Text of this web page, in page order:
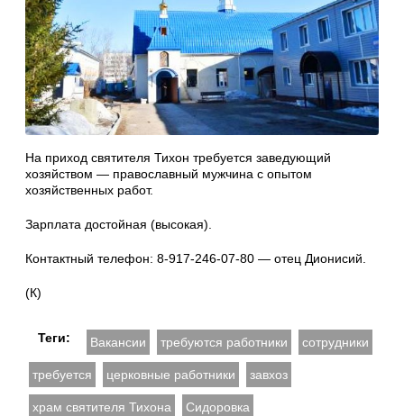
На приход святителя Тихон требуется заведующий
хозяйством — православный мужчина с опытом
хозяйственных работ.
Зарплата достойная (высокая).
Контактный телефон: 8-917-246-07-80 — отец Дионисий.
(К)
Теги: Вакансии требуются работники сотрудники
требуется церковные работники завхоз
храм святителя Тихона Сидоровка